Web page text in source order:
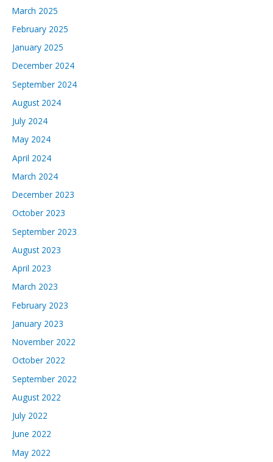
March 2025
February 2025
January 2025
December 2024
September 2024
August 2024
July 2024
May 2024
April 2024
March 2024
December 2023
October 2023
September 2023
August 2023
April 2023
March 2023
February 2023
January 2023
November 2022
October 2022
September 2022
August 2022
July 2022
June 2022
May 2022